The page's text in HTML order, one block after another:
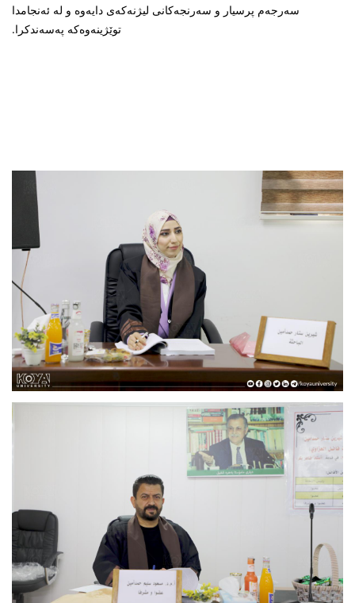
سەرجەم پرسیار و سەرنجەکانی لیژنەکەی دایەوە و لە ئەنجامدا
توێژینەوەکە پەسەندکرا.